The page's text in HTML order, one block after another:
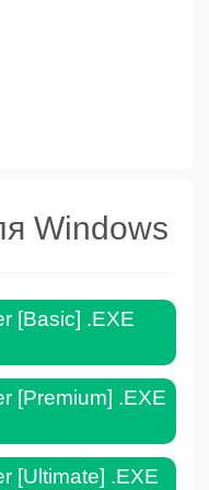
Windows
[Basic] .EXE
[Premium] .EXE
[Ultimate] .EXE